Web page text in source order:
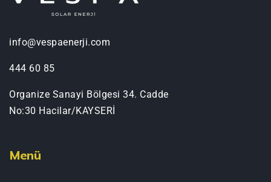
info@vespaenerji.com
444 60 85
Organize Sanayi Bölgesi 34. Cadde
No:30 Hacilar/KAYSERİ
Menü